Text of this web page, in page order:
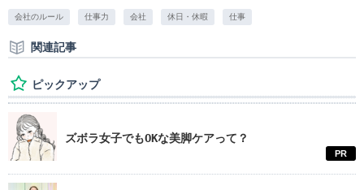
会社のルール 仕事力 会社 休日・休暇 仕事
関連記事
ピックアップ
ズボラ女子でもOKな美脚ケアって？
PR